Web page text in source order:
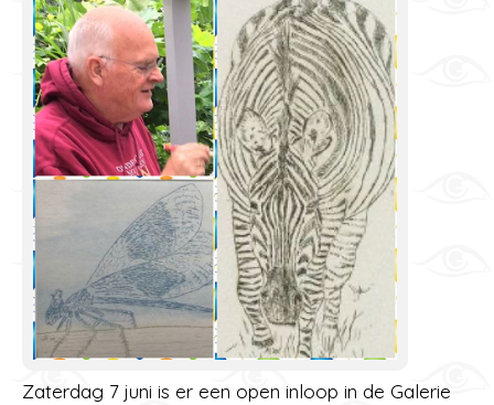
Zaterdag 7 juni is er een open inloop in de Galerie